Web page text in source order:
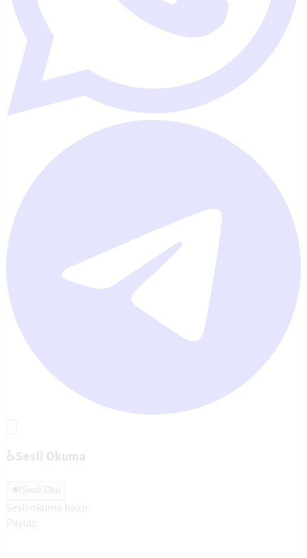
♿Sesli Okuma
🔊 Sesli Oku
Sesli okuma hazır.
Paylaş: